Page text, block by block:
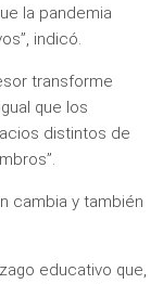
la pandemia
indicó.
transforme
que los
distintos de
cambia y también
educativo que,